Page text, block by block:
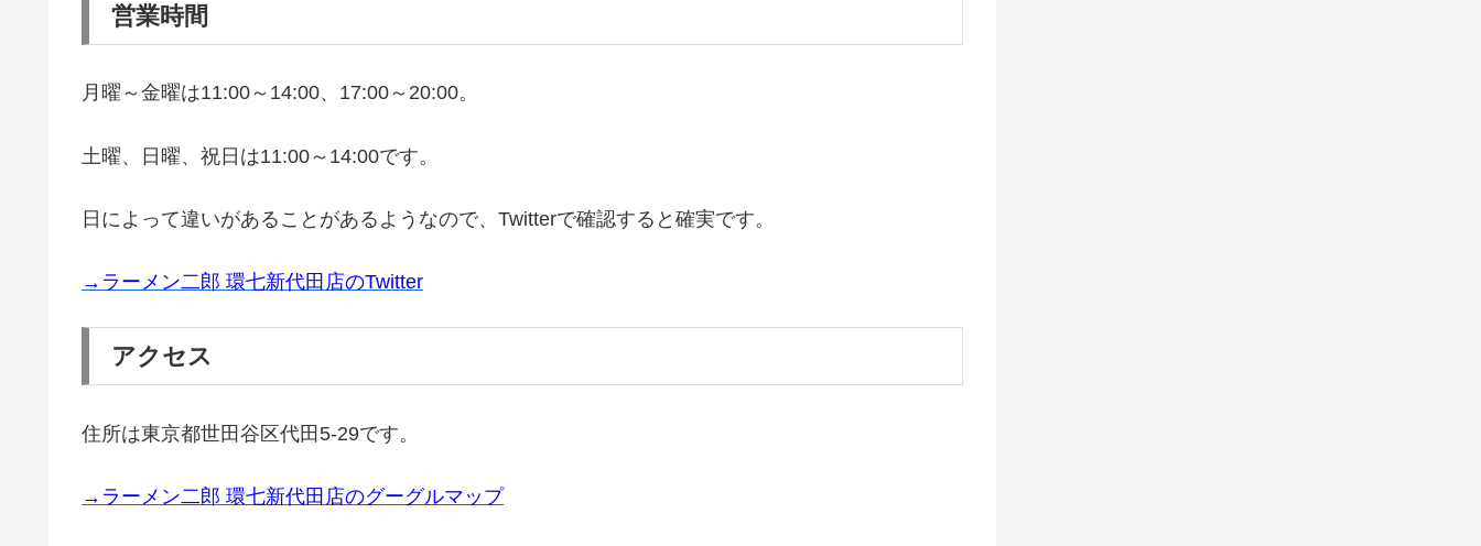
営業時間
月曜～金曜は11:00～14:00、17:00～20:00。
土曜、日曜、祝日は11:00～14:00です。
日によって違いがあることがあるようなので、Twitterで確認すると確実です。
→ラーメン二郎 環七新代田店のTwitter
アクセス
住所は東京都世田谷区代田5-29です。
→ラーメン二郎 環七新代田店のグーグルマップ